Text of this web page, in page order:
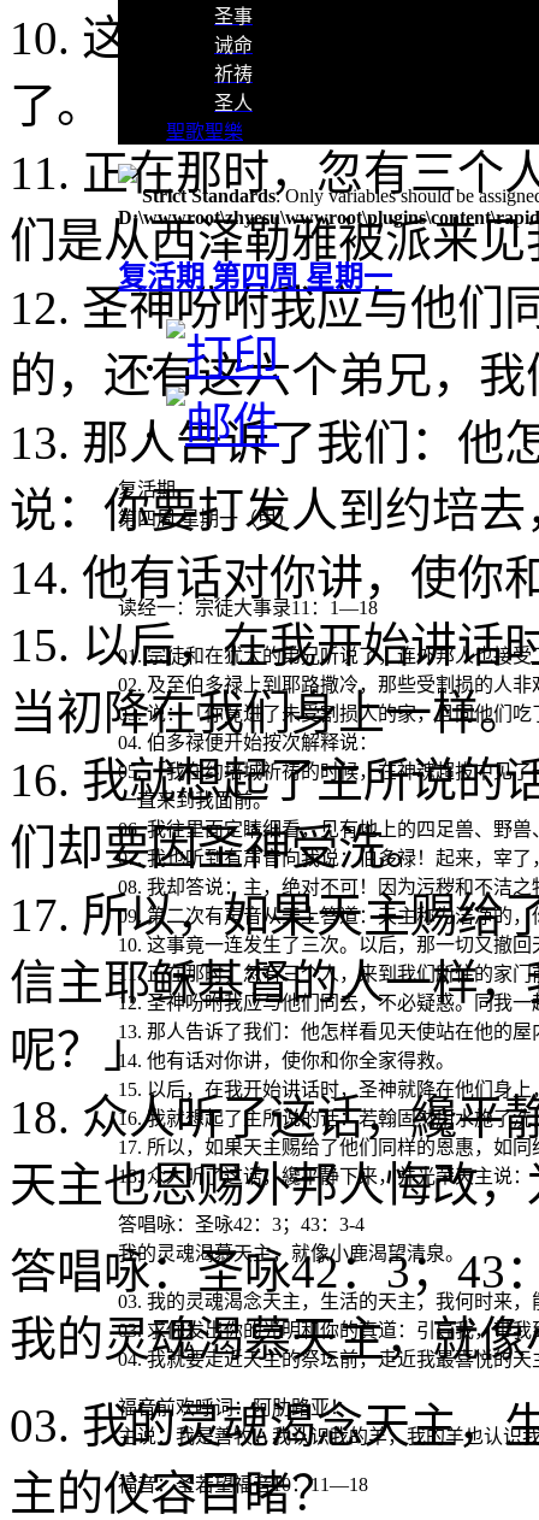
圣事
诫命
祈祷
圣人
聖歌聖樂
Strict Standards: Only variables should be
复活期 第四周 星期一
复活期
第四周 星期一（甲）
读经一：宗徒大事录11：1—18
01. 宗徒和在犹太的弟兄听说了，连外邦人也接受
02. 及至伯多禄上到耶路撒冷，那些受割损的人非
03. 说：「你竟进了未受割损人的家，且同他们吃
04. 伯多禄便开始按次解释说：
05. 「我在约培城祈祷的时候，在神魂超拔中见
一直来到我面前。
06. 我往里面定睛细看，见有地上的四足兽、野
07. 我也听到有声音向我说：伯多禄！起来，宰了
08. 我却答说：主，绝对不可！因为污秽和不洁
09. 第二次有声音从天上答道：天主称为洁净的
10. 这事竟一连发生了三次。以后，那一切又撤回
11. 正在那时，忽有三个人，来到我们所住的家
12. 圣神吩咐我应与他们同去，不必疑惑。同我
13. 那人告诉了我们：他怎样看见天使站在他的
14. 他有话对你讲，使你和你全家得救。
15. 以后，在我开始讲话时，圣神就降在他们身
16. 我就想起了主所说的话：若翰固然用水施了
17. 所以，如果天主赐给了他们同样的恩惠，如
18. 众人听了这话，纔平静下来，并光荣天主说
答唱咏：圣咏42：3；43：3-4
我的灵魂渴慕天主，就像小鹿渴望清泉。
03. 我的灵魂渴念天主，生活的天主，我何时来
03. 求你发出你的光明和你的真道：引导我，带
04. 我就要走近天主的祭坛前，走近我最喜悦的
福音前欢呼词：阿肋路亚！
主说：我是善牧，我认识我的羊，我的羊也认识
福音：圣若望福音10：11—18
10. 这事竟一连发生了三
了。
11. 正在那时，忽有三个
们是从西泽勒雅被派来见
12. 圣神吩咐我应与他们
的，还有这六个弟兄，
13. 那人告诉了我们：他
说：你要打发人到约培
14. 他有话对你讲，使你
15. 以后，在我开始讲话
当初降在我们身上一样。
16. 我就想起了主所说的
们却要因圣神受洗。
17. 所以，如果天主赐给
信主耶稣基督的人一样
呢？」
18. 众人听了这话，纔平
天主也恩赐外邦人悔改
答唱咏：圣咏42：3；43
我的灵魂渴慕天主，就
03. 我的灵魂渴念天主，
主的仪容目睹？